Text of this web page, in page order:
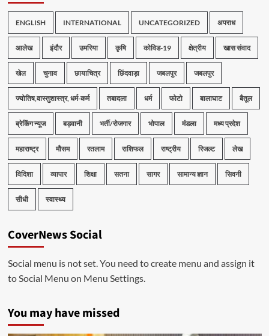
ENGLISH INTERNATIONAL UNCATEGORIZED अपराध
आलेख इंदौर उमरिया कृषि कोविड-19 क्षेत्रीय खास संवाद
खेल चुनाव छायाचित्र छिंदवाड़ा जबलपुर जबलपुर
ज्योतिष,वास्तुशास्त्र, धर्म-कर्म तबादला धर्म फोटो बालाघाट बैतूल
ब्रेकिंग न्यूज बड़वानी भर्ती/रोजगार भोपाल मंडला मध्य प्रदेश
महाराष्ट्र मौसम रतलाम राशिफल राष्ट्रीय रिजल्ट लेख
विदिशा व्यापार शिक्षा सतना सागर सामान्य ज्ञान सिवनी
सीधी स्वास्थ्य
CoverNews Social
Social menu is not set. You need to create menu and assign it
to Social Menu on Menu Settings.
You may have missed